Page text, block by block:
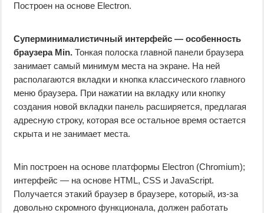
Построен на основе Electron.
Суперминималистичный интерфейс — особенность
браузера Min. Тонкая полоска главной панели браузера
занимает самый минимум места на экране. На ней
располагаются вкладки и кнопка классического главного
меню браузера. При нажатии на вкладку или кнопку
создания новой вкладки панель расширяется, предлагая
адресную строку, которая все остальное время остается
скрыта и не занимает места.
Min построен на основе платформы Electron (Chromium);
интерфейс — на основе HTML, CSS и JavaScript.
Получается этакий браузер в браузере, который, из-за
довольно скромного функционала, должен работать